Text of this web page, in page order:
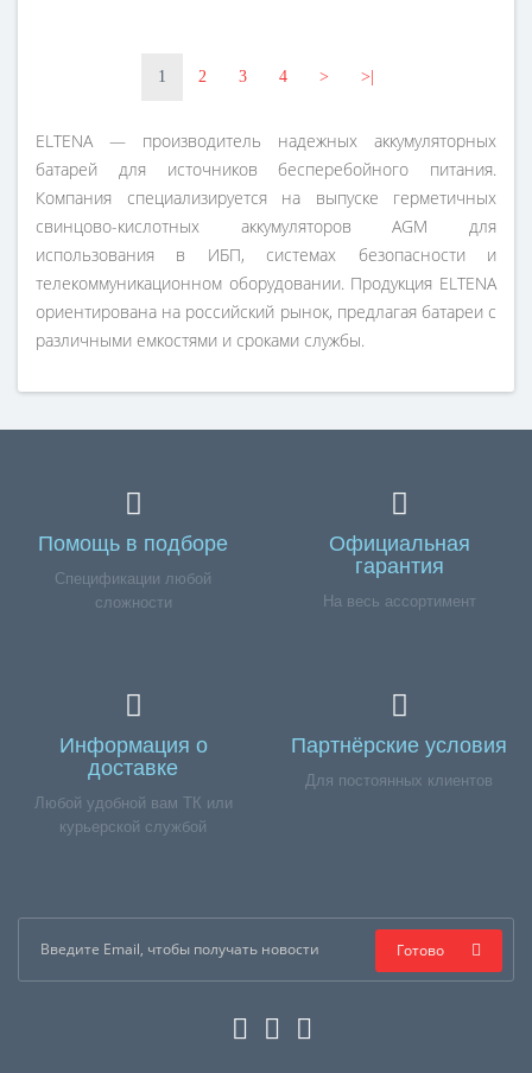
1 2 3 4 > >|
ELTENA — производитель надежных аккумуляторных
батарей для источников бесперебойного питания.
Компания специализируется на выпуске герметичных
свинцово-кислотных аккумуляторов AGM для
использования в ИБП, системах безопасности и
телекоммуникационном оборудовании. Продукция ELTENA
ориентирована на российский рынок, предлагая батареи с
различными емкостями и сроками службы.
Помощь в подборе
Спецификации любой
сложности
Официальная
гарантия
На весь ассортимент
Информация о
доставке
Любой удобной вам ТК или
курьерской службой
Партнёрские условия
Для постоянных клиентов
Готово